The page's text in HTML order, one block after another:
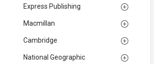
Express Publishing
Macmillan
Cambridge
National Geographic